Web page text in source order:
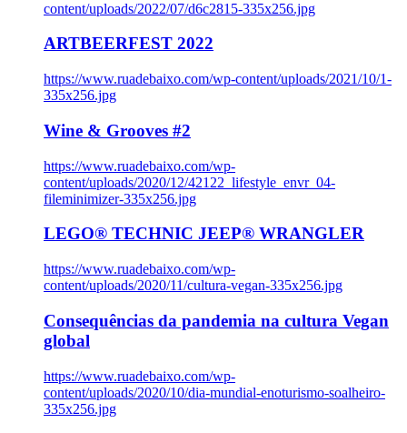
content/uploads/2022/07/d6c2815-335x256.jpg
ARTBEERFEST 2022
https://www.ruadebaixo.com/wp-content/uploads/2021/10/1-
335x256.jpg
Wine & Grooves #2
https://www.ruadebaixo.com/wp-
content/uploads/2020/12/42122_lifestyle_envr_04-
fileminimizer-335x256.jpg
LEGO® TECHNIC JEEP® WRANGLER
https://www.ruadebaixo.com/wp-
content/uploads/2020/11/cultura-vegan-335x256.jpg
Consequências da pandemia na cultura Vegan
global
https://www.ruadebaixo.com/wp-
content/uploads/2020/10/dia-mundial-enoturismo-soalheiro-
335x256.jpg